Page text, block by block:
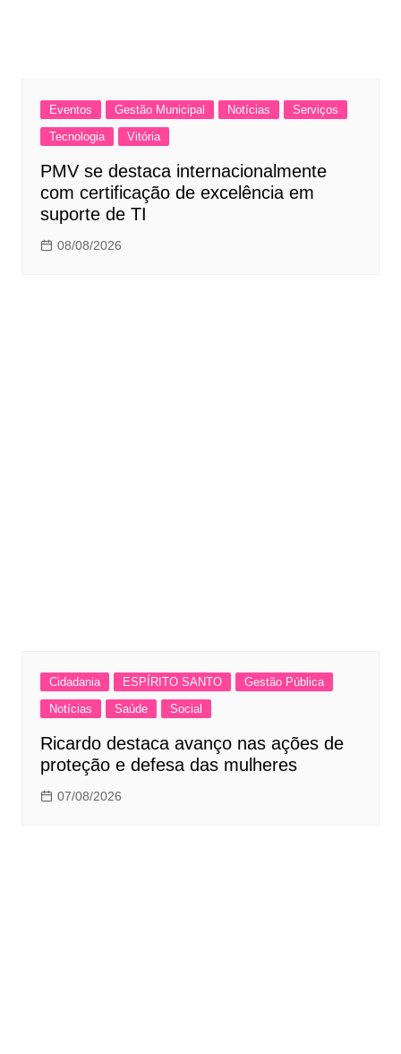
Eventos Gestão Municipal Notícias
Serviços
Tecnologia
Vitória
PMV se destaca internacionalmente
com certificação de excelência em
suporte de TI
08/08/2026
Cidadania ESPÍRITO SANTO
Gestão Pública
Notícias
Saúde Social
Ricardo destaca avanço nas ações de
proteção e defesa das mulheres
07/08/2026